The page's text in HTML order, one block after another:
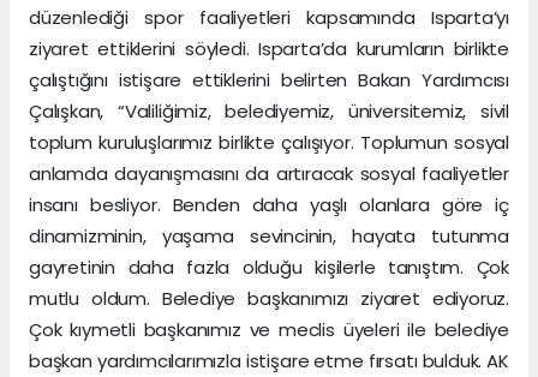
düzenlediği spor faaliyetleri kapsamında Isparta’yı
ziyaret ettiklerini söyledi. Isparta’da kurumların birlikte
çalıştığını istişare ettiklerini belirten Bakan Yardımcısı
Çalışkan, “Valiliğimiz, belediyemiz, üniversitemiz, sivil
toplum kuruluşlarımız birlikte çalışıyor. Toplumun sosyal
anlamda dayanışmasını da artıracak sosyal faaliyetler
insanı besliyor. Benden daha yaşlı olanlara göre iç
dinamizminin, yaşama sevincinin, hayata tutunma
gayretinin daha fazla olduğu kişilerle tanıştım. Çok
mutlu oldum. Belediye başkanımızı ziyaret ediyoruz.
Çok kıymetli başkanımız ve meclis üyeleri ile belediye
başkan yardımcılarımızla istişare etme fırsatı bulduk. AK